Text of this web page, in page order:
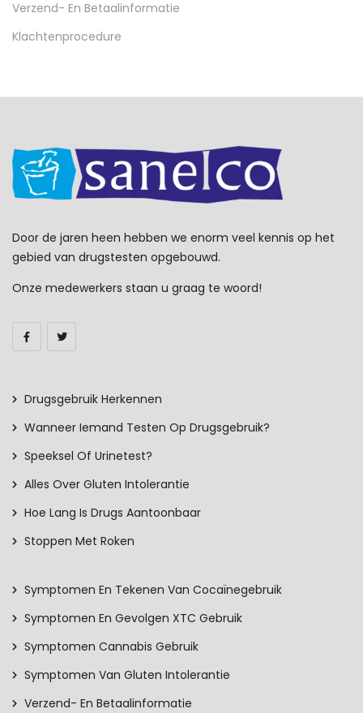
Verzend- En Betaalinformatie
Klachtenprocedure
Door de jaren heen hebben we enorm veel kennis op het
gebied van drugstesten opgebouwd.
Onze medewerkers staan u graag te woord!
Drugsgebruik Herkennen
Wanneer Iemand Testen Op Drugsgebruik?
Speeksel Of Urinetest?
Alles Over Gluten Intolerantie
Hoe Lang Is Drugs Aantoonbaar
Stoppen Met Roken
Symptomen En Tekenen Van Cocaïnegebruik
Symptomen En Gevolgen XTC Gebruik
Symptomen Cannabis Gebruik
Symptomen Van Gluten Intolerantie
Verzend- En Betaalinformatie